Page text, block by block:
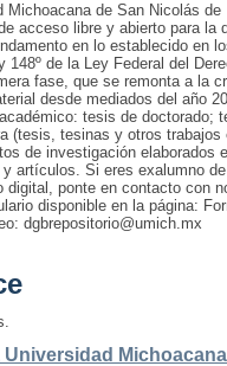
de San Nicolás
acceso libre y abierto para la
en lo establecido en
de la Ley Federal del
fase, que se remonta a la
desde mediados del año
tesis de doctorado;
(tesis, tesinas y otros
de investigación elaborados
artículos. Si eres exalumno
ponte en contacto con
disponible en la página:
dgbrepositorio@umich.mx